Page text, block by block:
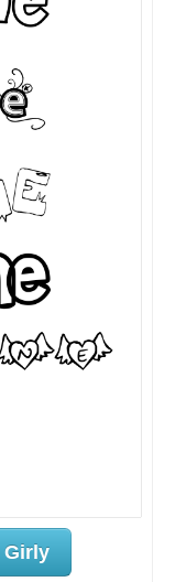
Girly